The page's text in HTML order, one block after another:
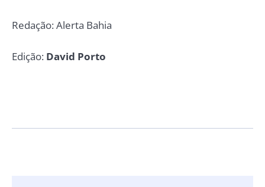
Redação: Alerta Bahia
Edição: David Porto